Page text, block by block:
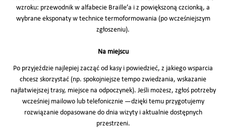
wzroku: przewodnik w alfabecie Braille’a i z powiększoną czcionką, a
wybrane eksponaty w technice termoformowania (po wcześniejszym
zgłoszeniu).
Na miejscu
Po przyjeździe najlepiej zacząć od kasy i powiedzieć, z jakiego wsparcia
chcesz skorzystać (np. spokojniejsze tempo zwiedzania, wskazanie
najłatwiejszej trasy, miejsce na odpoczynek). Jeśli możesz, zgłoś potrzeby
wcześniej mailowo lub telefonicznie —dzięki temu przygotujemy
rozwiązanie dopasowane do dnia wizyty i aktualnie dostępnych
przestrzeni.